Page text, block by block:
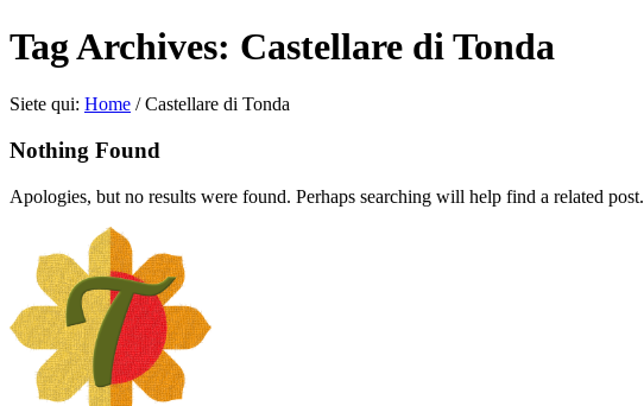
Tag Archives: Castellare di Tonda
Siete qui: Home / Castellare di Tonda
Nothing Found
Apologies, but no results were found. Perhaps searching will help find a related post.